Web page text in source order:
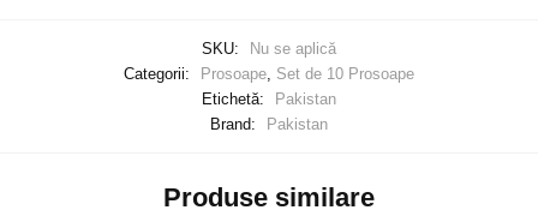
SKU:
Nu se aplică
Categorii:
Prosoape, Set de 10 Prosoape
Etichetă:
Pakistan
Brand:
Pakistan
Produse similare